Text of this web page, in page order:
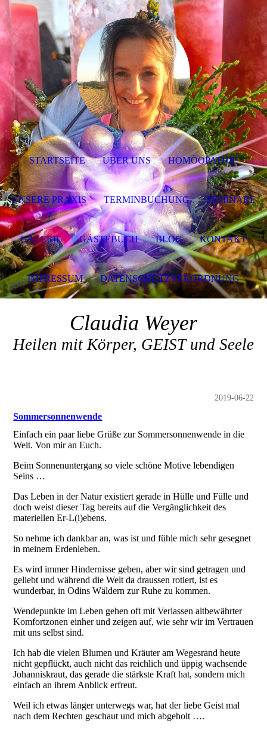
Claudia Weyer
Heilen mit Körper, GEIST und Seele
2019-06-22
Sommersonnenwende
Einfach ein paar liebe Grüße zur Sommersonnenwende in die
Welt. Von mir an Euch.
Beim Sonnenuntergang so viele schöne Motive lebendigen
Seins …
Das Leben in der Natur existiert gerade in Hülle und Fülle und
doch weist dieser Tag bereits auf die Vergänglichkeit des
materiellen Er-L(i)ebens.
So nehme ich dankbar an, was ist und fühle mich sehr gesegnet
in meinem Erdenleben.
Es wird immer Hindernisse geben, aber wir sind getragen und
geliebt und während die Welt da draussen rotiert, ist es
wunderbar, in Odins Wäldern zur Ruhe zu kommen.
Wendepunkte im Leben gehen oft mit Verlassen altbewährter
Komfortzonen einher und zeigen auf, wie sehr wir im Vertrauen
mit uns selbst sind.
Ich hab die vielen Blumen und Kräuter am Wegesrand heute
nicht gepflückt, auch nicht das reichlich und üppig wachsende
Johanniskraut, das gerade die stärkste Kraft hat, sondern mich
einfach an ihrem Anblick erfreut.
Weil ich etwas länger unterwegs war, hat der liebe Geist mal
nach dem Rechten geschaut und mich abgeholt ….
STARTSEITE ÜBER UNS HOMÖOPATHIE
UNSERE PRAXIS TERMINBUCHUNG SEMINARE
GALERIE GÄSTEBUCH BLOG KONTAKT
IMPRESSUM DATENSCHUTZVERORDNUNG